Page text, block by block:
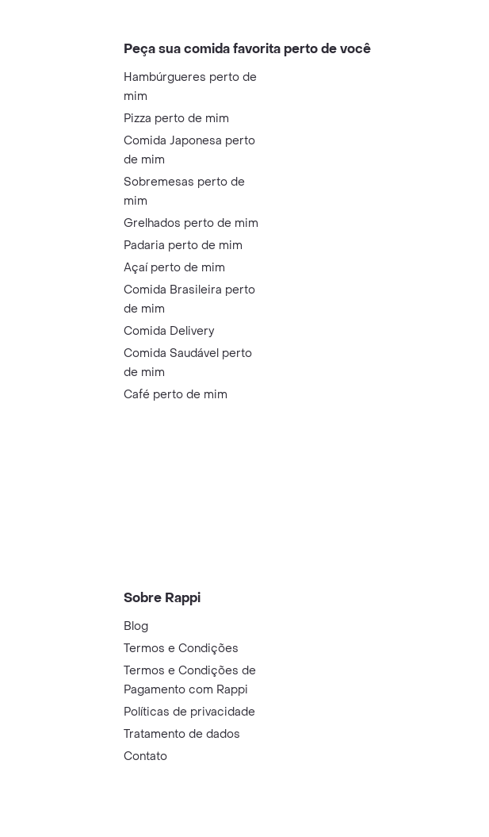
Peça sua comida favorita perto de você
Hambúrgueres perto de
mim
Pizza perto de mim
Comida Japonesa perto
de mim
Sobremesas perto de
mim
Grelhados perto de mim
Padaria perto de mim
Açaí perto de mim
Comida Brasileira perto
de mim
Comida Delivery
Comida Saudável perto
de mim
Café perto de mim
Sobre Rappi
Blog
Termos e Condições
Termos e Condições de
Pagamento com Rappi
Políticas de privacidade
Tratamento de dados
Contato